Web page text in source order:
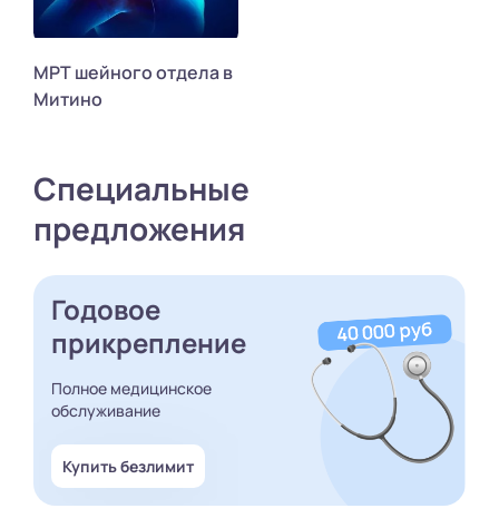
МРТ шейного отдела в
Митино
Специальные
предложения
Годовое
прикрепление
Полное медицинское
обслуживание
Купить безлимит